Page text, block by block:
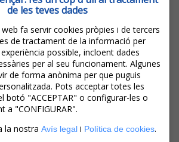
130,00€
IVA inclòs
26,00€( 20%)
de les teves dades
fa servir cookies pròpies i de tercers
de tractament de la informació per
possible, incloent dades
per al seu funcionament. Algunes
de forma anònima per que puguis
Pots acceptar totes les
botó "ACCEPTAR" o configurar-les o
a "CONFIGURAR".
la nostra Avís legali Política de cookies.